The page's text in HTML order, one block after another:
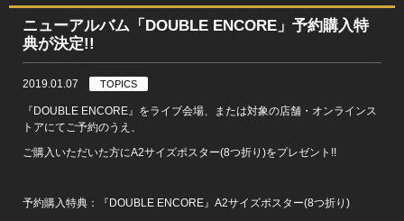
ニューアルバム「DOUBLE ENCORE」予約購入特
典が決定!!
2019.01.07 TOPICS
『DOUBLE ENCORE』をライブ会場、または対象の店舗・オンラインス
トアにてご予約のうえ、
ご購入いただいた方にA2サイズポスター(8つ折り)をプレゼント!!
予約購入特典：『DOUBLE ENCORE』A2サイズポスター(8つ折り)